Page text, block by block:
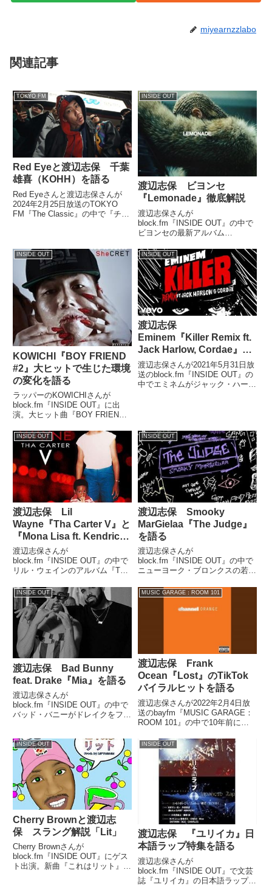
miyearnzzlabo
関連記事
TOKYO FM
Red Eyeと渡辺志保 千葉
雄喜（KOHH）を語る
Red Eyeさんと渡辺志保さんが
2024年2月25日放送のTOKYO
FM『The Classic』の中で『チー
INSIDE OUT
渡辺志保 ビヨンセ
『Lemonade』徹底解説
渡辺志保さんが
block.fm『INSIDE OUT』の中で
ビヨンセの最新アルバム
説。実際にアトランタで見たビヨ
ンセのライブの話なども交えつ
つ、ビヨンセが伝えようとしてい
るメッセージについて話していま
した。...
INSIDE OUT
KOWICHI『BOY FRIEND
#2』大ヒットで生じた環境
の変化を語る
ラッパーのKOWICHIさんが
block.fm『INSIDE OUT』に出
演。大ヒット曲『BOY FRIEND
境の変化などについて話していま
した。（渡辺志保）ちょっとさ、
でも私もこの間のインタビューで
も聞いち...
INSIDE OUT
渡辺志保
Eminem『Killer Remix ft.
Jack Harlow, Cordae』を
語る
渡辺志保さんが2021年5月31日放
送のblock.fm『INSIDE OUT』の
中でエミネムがジャック・ハーロ
INSIDE OUT
渡辺志保 Lil
Wayne『Tha Carter V』と
『Mona Lisa ft. Kendrick
Lamar』を語る
渡辺志保さんが
block.fm『INSIDE OUT』の中で
リル・ウェインのアルバム『Tha
中からケンドリック・ラマーをフ
ィーチャーした注目曲『Mona
Lisa』を解説していました。
INSIDE OUT
渡辺志保 Smooky
MarGielaa『The Judge』
を語る
渡辺志保さんが
block.fm『INSIDE OUT』の中で
ニューヨーク・ブロンクスの若手
『The Judge』を紹介していまし
た。#NowTrending ?
@SMOOKYMARGIELAA - ...
INSIDE OUT
渡辺志保 Bad Bunny
feat. Drake『Mia』を語る
渡辺志保さんが
block.fm『INSIDE OUT』の中で
バッド・バニーがドレイクをフィ
MUSIC GARAGE：ROOM 101
渡辺志保 Frank
Ocean『Lost』のTikTok
バイラルヒットを語る
渡辺志保さんが2022年2月4日放
送のbayfm『MUSIC GARAGE：
ROOM 101』の中で10年前に発
『Channel Orange』収録曲
『Lost』が今、TikTokでバイラル
ヒットをしている件について話し
ていました。
INSIDE OUT
Cherry Brownと渡辺志
保 スラング解説「Lit」
Cherry Brownさんが
block.fm『INSIDE OUT』にゲス
ト出演。新曲『これはリット』を
INSIDE OUT
渡辺志保 『ユリイカ』日
本語ラップ特集を語る
渡辺志保さんが
block.fm『INSIDE OUT』で文芸
誌『ユリイカ』の日本語ラップ特